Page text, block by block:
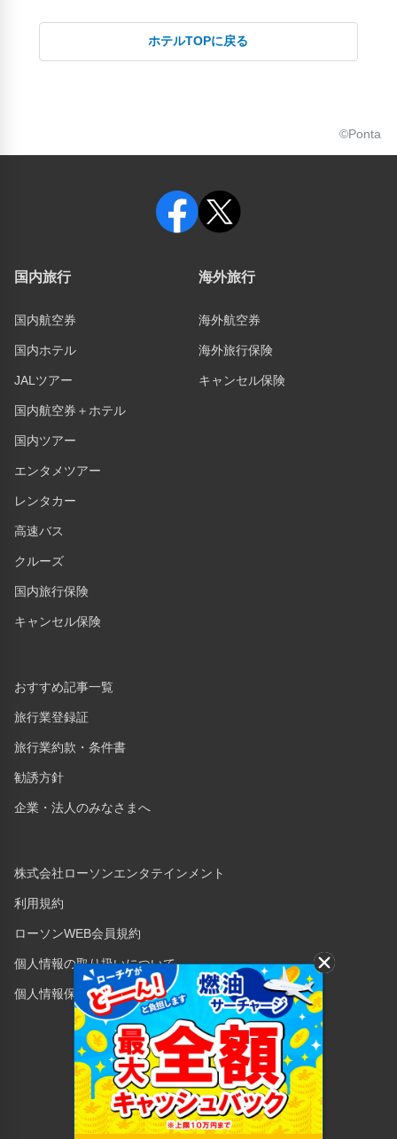
ホテルTOPに戻る
©Ponta
国内旅行
国内航空券
国内ホテル
JALツアー
国内航空券＋ホテル
国内ツアー
エンタメツアー
レンタカー
高速バス
クルーズ
国内旅行保険
キャンセル保険
海外旅行
海外航空券
海外旅行保険
キャンセル保険
おすすめ記事一覧
旅行業登録証
旅行業約款・条件書
勧誘方針
企業・法人のみなさまへ
株式会社ローソンエンタテインメント
利用規約
ローソンWEB会員規約
個人情報の取り扱いについて
個人情報保護方針
Copyright © 1998 Lawson Entertainment, Inc.